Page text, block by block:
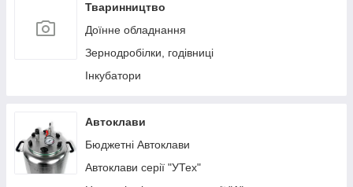
Тваринництво
Доїнне обладнання
Зернодробілки, годівниці
Інкубатори
Автоклави
Бюджетні Автоклави
Автоклави серії "УТех"